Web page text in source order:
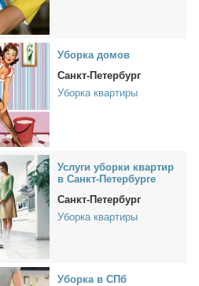
Убор­ка до­мов
Санкт-Петербург
Уборка квартиры
Услу­ги убор­ки квар­тир
в Санкт-Пе­тер­бур­ге
Санкт-Петербург
Уборка квартиры
Убор­ка в СПб